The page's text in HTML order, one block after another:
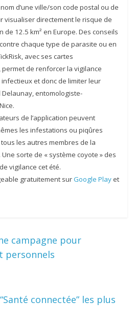
d’une ville/son code postal ou de
visualiser directement le risque de
12.5 km² en Europe. Des conseils
chaque type de parasite ou en
avec ses cartes
de renforcer la vigilance
et donc de limiter leur
Delaunay, entomologiste-
de l’application peuvent
les infestations ou piqûres
les autres membres de la
sorte de « système coyote » des
vigilance cet été.
gratuitement surGoogle Playet
campagne pour
personnels
connectée” les plus